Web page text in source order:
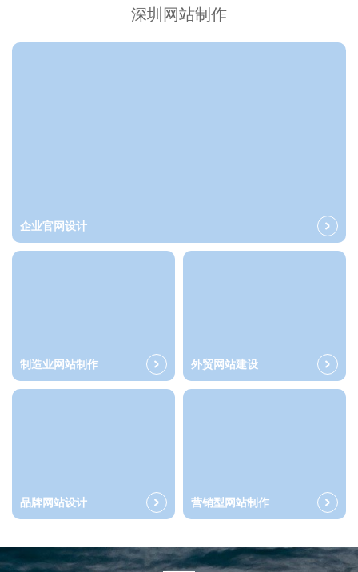
深圳网站制作
企业官网设计
制造业网站制作 外贸网站建设
品牌网站设计 营销型网站制作